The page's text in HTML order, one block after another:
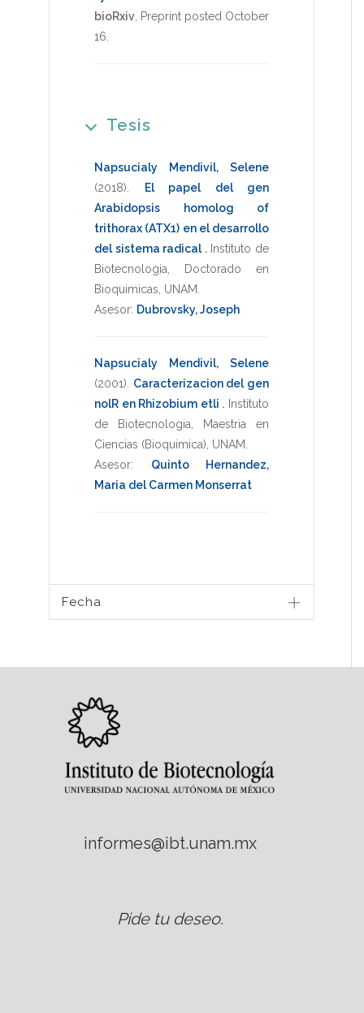
bioRxiv Preprint posted October
16
Tesis
Napsucialy Mendivil, Selene
(2018)
El papel del gen
Arabidopsis homolog of
trithorax (ATX1) en el desarrollo
del sistema radical . Instituto de
Biotecnologia
Doctorado en
Bioquimicas UNAM
Asesor: Dubrovsky, Joseph
Napsucialy Mendivil, Selene
(2001)
Caracterizacion del gen
nolR en Rhizobium etli . Instituto
de Biotecnologia
Maestria en
Ciencias (Bioquimica) UNAM
Asesor: Quinto Hernandez,
Maria del Carmen Monserrat
Fecha
informes@ibt.unam.mx
Pide tu deseo.